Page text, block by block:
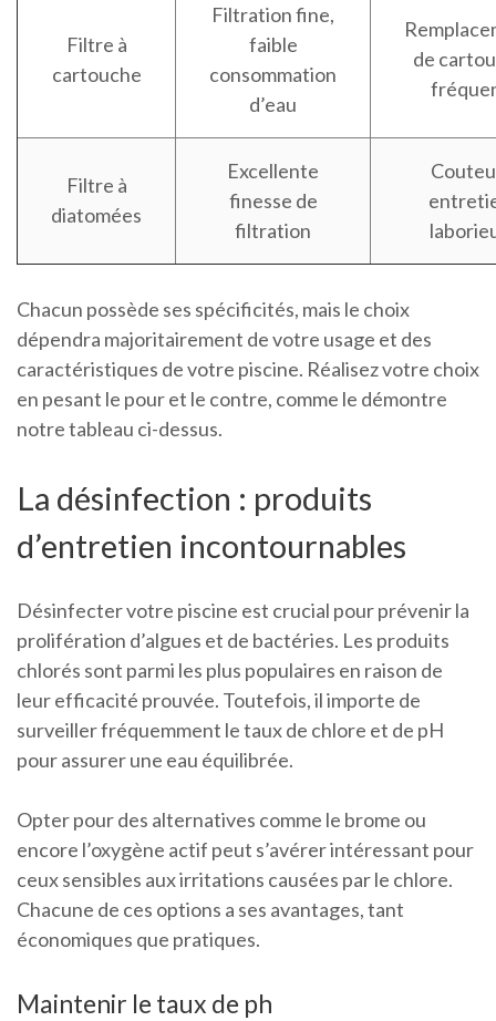
Filtre à
cartouche
Filtration fine,
faible
consommation
d’eau
de
Filtre à
diatomées
Excellente
finesse de
filtration
Chacun possède ses spécificités, mais le choix
dépendra majoritairement de votre usage et des
caractéristiques de votre piscine. Réalisez votre choix
en pesant le pour et le contre, comme le démontre
notre tableau ci-dessus.
La désinfection : produits
d’entretien incontournables
Désinfecter votre piscine est crucial pour prévenir la
prolifération d’algues et de bactéries. Les produits
chlorés sont parmi les plus populaires en raison de
leur efficacité prouvée. Toutefois, il importe de
surveiller fréquemment le taux de chlore et de pH
pour assurer une eau équilibrée.
Opter pour des alternatives comme le brome ou
encore l’oxygène actif peut s’avérer intéressant pour
ceux sensibles aux irritations causées par le chlore.
Chacune de ces options a ses avantages, tant
économiques que pratiques.
Maintenir le taux de ph